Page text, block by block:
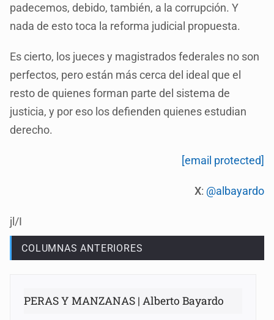
padecemos, debido, también, a la corrupción. Y
nada de esto toca la reforma judicial propuesta.
Es cierto, los jueces y magistrados federales no son
perfectos, pero están más cerca del ideal que el
resto de quienes forman parte del sistema de
justicia, y por eso los defienden quienes estudian
derecho.
[email protected]
X: @albayardo
jl/I
COLUMNAS ANTERIORES
PERAS Y MANZANAS | Alberto Bayardo